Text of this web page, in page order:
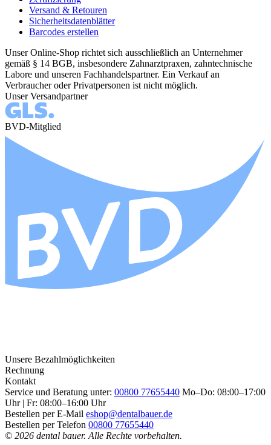
Versand & Retouren
Sicherheitsdatenblätter
Barcodes erstellen
Unser Online-Shop richtet sich ausschließlich an Unternehmer
gemäß § 14 BGB, insbesondere Zahnarztpraxen, zahntechnische
Labore und unseren Fachhandelspartner. Ein Verkauf an
Verbraucher oder Privatpersonen ist nicht möglich.
Unser Versandpartner
BVD-Mitglied
Unsere Bezahlmöglichkeiten
Rechnung
Kontakt
Service und Beratung unter: 00800 77655440 Mo–Do: 08:00–17:00
Uhr | Fr: 08:00–16:00 Uhr
Bestellen per E-Mail eshop@dentalbauer.de
Bestellen per Telefon 00800 77655440
© 2026 dental bauer. Alle Rechte vorbehalten.